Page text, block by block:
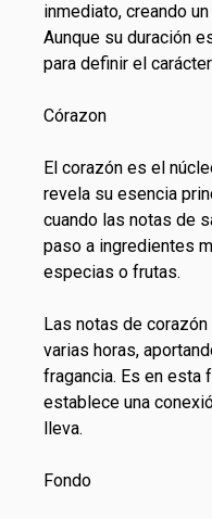
inmediato, creando
Aunque su duración
para definir el
Córazon
El corazón es el
revela su esencia
cuando las notas de
paso a ingredientes
especias o frutas.
Las notas de
varias horas,
fragancia. Es en esta
establece una
lleva.
Fondo